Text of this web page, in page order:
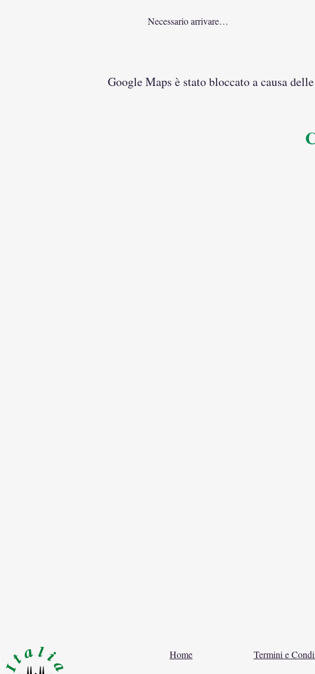
Necessario arrivare…
Google Maps è stato bloccato a causa
Home Termini e